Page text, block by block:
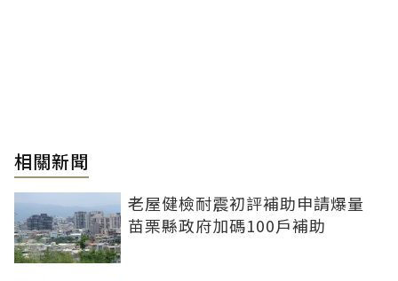
相關新聞
老屋健檢耐震初評補助申請爆量
苗栗縣政府加碼100戶補助